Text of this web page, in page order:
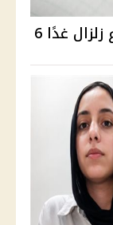
البحوث الفلكية تحسم مزاعم وقوع زلزال غدًا 6